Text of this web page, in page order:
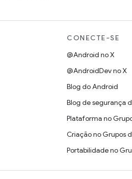
CONECTE-SE
@Android no X
@AndroidDev no X
Blog do Android
Blog de segurança
Plataforma no
Criação no Grupos
Portabilidade no